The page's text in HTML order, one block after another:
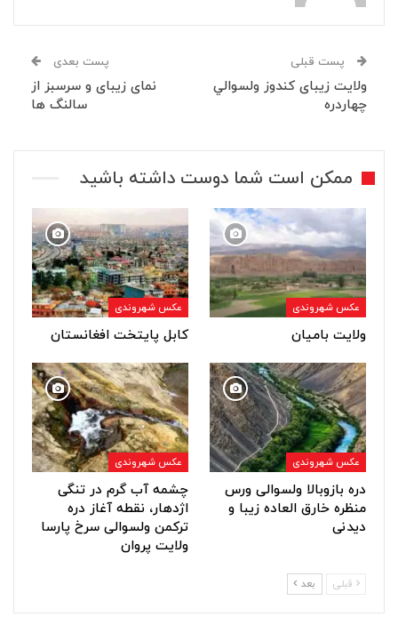
پست قبلی
ولايت زيبای کندوز ولسوالي
چهاردره
پست بعدی
نمای زیبای و سرسبز از
سالنگ ها
ممکن است شما دوست داشته باشید
عکس شهروندی
ولایت بامیان
عکس شهروندی
کابل پایتخت افغانستان
عکس شهروندی
دره بازوبالا ولسوالی ورس
منظره خارق العاده زیبا و
دیدنی
عکس شهروندی
چشمه آب گرم در تنگی
اژدهار، نقطه آغاز دره
ترکمن ولسوالی سرخ پارسا
ولایت پروان
قبلی بعد